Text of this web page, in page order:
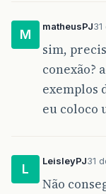
M
matheusPJ
sim,
conexão?
exemplos
eu coloco
L
LeisleyPJ31
Não